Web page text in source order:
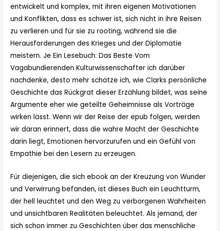
entwickelt und komplex, mit ihren eigenen Motivationen
und Konflikten, dass es schwer ist, sich nicht in ihre Reisen
zu verlieren und für sie zu rooting, während sie die
Herausforderungen des Krieges und der Diplomatie
meistern. Je Ein Lesebuch: Das Beste Vom
Vagabundierenden Kulturwissenschafter ich darüber
nachdenke, desto mehr schätze ich, wie Clarks persönliche
Geschichte das Rückgrat dieser Erzählung bildet, was seine
Argumente eher wie geteilte Geheimnisse als Vorträge
wirken lässt. Wenn wir der Reise der epub folgen, werden
wir daran erinnert, dass die wahre Macht der Geschichte
darin liegt, Emotionen hervorzurufen und ein Gefühl von
Empathie bei den Lesern zu erzeugen.
Für diejenigen, die sich ebook an der Kreuzung von Wunder
und Verwirrung befanden, ist dieses Buch ein Leuchtturm,
der hell leuchtet und den Weg zu verborgenen Wahrheiten
und unsichtbaren Realitäten beleuchtet. Als jemand, der
sich schon immer zu Geschichten über das menschliche